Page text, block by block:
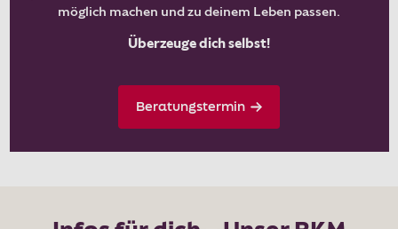
möglich machen und zu deinem Leben passen.
Überzeuge dich selbst!
Beratungstermin